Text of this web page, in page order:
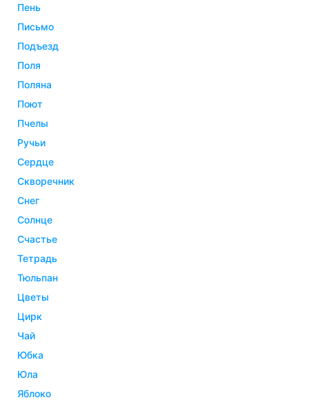
пень
письмо
подъезд
поля
поляна
поют
пчелы
ручьи
сердце
скворечник
снег
солнце
счастье
тетрадь
тюльпан
цветы
цирк
чай
юбка
юла
яблоко